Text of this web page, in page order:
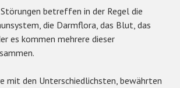
betreffen in der Regel die
die Darmflora, das Blut, das
es kommen mehrere dieser
mit den Unterschiedlichsten, bewährten